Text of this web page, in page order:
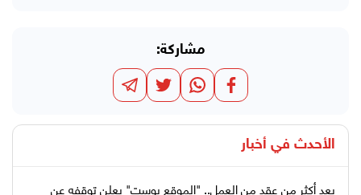
مشاركة:
الأحدث في أخبار
بعد أكثر من عقد من العمل.. "الموقع بوست" يعلن توقفه عن